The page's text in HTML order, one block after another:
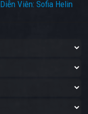
Diễn Viên: Sofia Helin